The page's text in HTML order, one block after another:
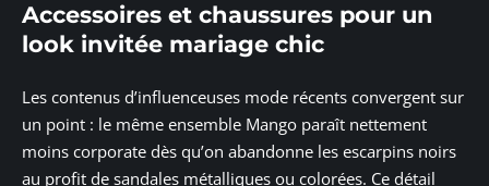
Accessoires et chaussures pour un
look invitée mariage chic
Les contenus d’influenceuses mode récents convergent sur
un point : le même ensemble Mango paraît nettement
moins corporate dès qu’on abandonne les escarpins noirs
au profit de sandales métalliques ou colorées. Ce détail